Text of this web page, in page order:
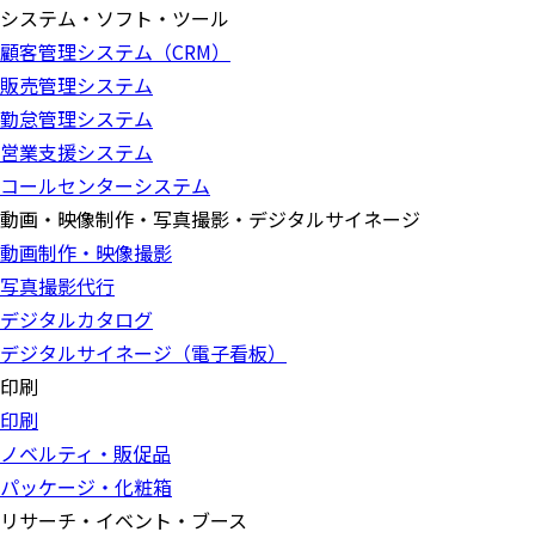
システム・ソフト・ツール
顧客管理システム（CRM）
販売管理システム
勤怠管理システム
営業支援システム
コールセンターシステム
動画・映像制作・写真撮影・デジタルサイネージ
動画制作・映像撮影
写真撮影代行
デジタルカタログ
デジタルサイネージ（電子看板）
印刷
印刷
ノベルティ・販促品
パッケージ・化粧箱
リサーチ・イベント・ブース